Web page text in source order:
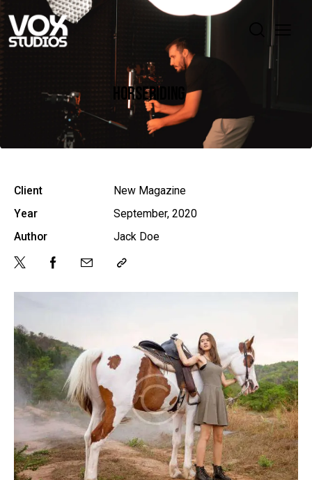
HORSERIDING
Client
New Magazine
Year
September, 2020
Author
Jack Doe